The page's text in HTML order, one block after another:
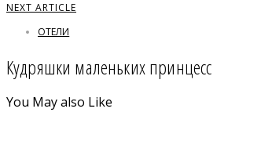
NEXT ARTICLE
ОТЕЛИ
Кудряшки маленьких принцесс
You May also Like